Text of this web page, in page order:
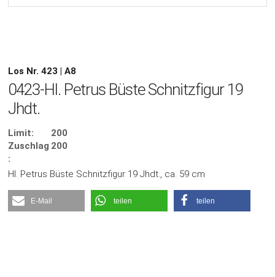
Los Nr. 423 | A8
0423-Hl. Petrus Büste Schnitzfigur 19
Jhdt.
Limit:
200
Zuschlag
:
200
Hl. Petrus Büste Schnitzfigur 19 Jhdt., ca. 59 cm
E-Mail teilen teilen